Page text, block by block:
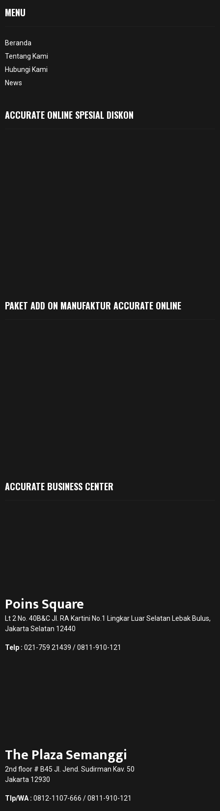
MENU
Beranda
Tentang Kami
Hubungi Kami
News
ACCURATE ONLINE SPESIAL DISKON
PAKET ADD ON MANUFAKTUR ACCURATE ONLINE
ACCURATE BUSINESS CENTER
Poins Square
Lt 2 No. 40B&C Jl. RA Kartini No.1 Lingkar Luar Selatan Lebak Bulus,
Jakarta Selatan 12440
Telp : 021-759 21439 / 0811-910-121
The Plaza Semanggi
2nd floor # B45 Jl. Jend. Sudirman Kav. 50
Jakarta 12930
Tlp/WA : 0812-1107-666 / 0811-910-121